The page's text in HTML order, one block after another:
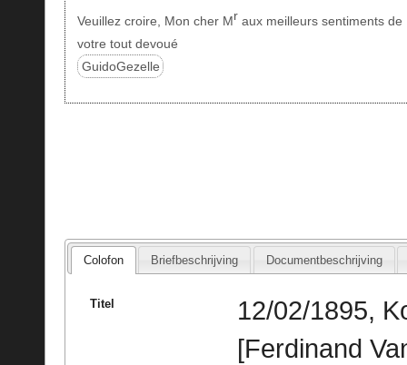
Veuillez croire, Mon cher Mr aux meilleurs sentiments de
votre tout devoué
GuidoGezelle
Colofon Briefbeschrijving Documentbeschrijving
Titel
12/02/1895,
[Ferdinand